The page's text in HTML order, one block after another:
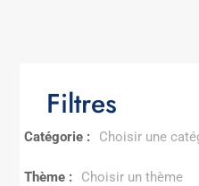
Filtres
Catégorie :
Thème :